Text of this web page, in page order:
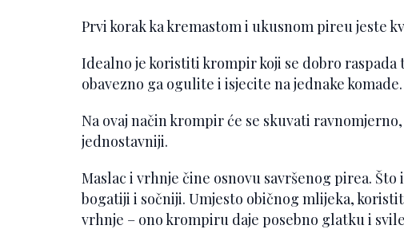
Prvi korak ka kremastom i ukusnom pireu jeste
Idealno je koristiti krompir koji se dobro
obavezno ga ogulite i isjecite na jednake komade.
Na ovaj način krompir će se skuvati
jednostavniji.
Maslac i vrhnje čine osnovu savršenog pirea.
bogatiji i sočniji. Umjesto običnog mlijeka,
vrhnje – ono krompiru daje posebno glatku i